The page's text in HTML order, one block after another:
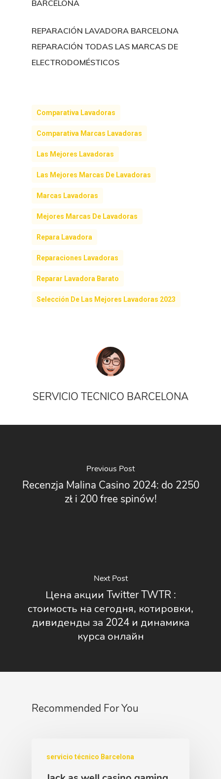
BARCELONA
REPARACIÓN LAVADORA BARCELONA
REPARACIÓN TODAS LAS MARCAS DE
ELECTRODOMÉSTICOS
Comparativa Lavadoras
Comparativa Marcas Lavadoras
Las Mejores Lavadoras
Las Mejores Marcas De Lavadoras
Marcas Lavadoras
Mejores Marcas De Lavadoras
Repara Lavadora
Reparaciones Lavadoras
Reparar Lavadora Barato
Selección De Las Mejores Lavadoras 2023
SERVICIO TECNICO BARCELONA
Previous Post
Recenzja Malina Casino 2024: do 2250
zł i 200 free spinów!
Next Post
Цена акции Twitter TWTR :
стоимость на сегодня, котировки,
дивиденды за 2024 и динамика
курса онлайн
Recommended For You
servicio técnico Barcelona